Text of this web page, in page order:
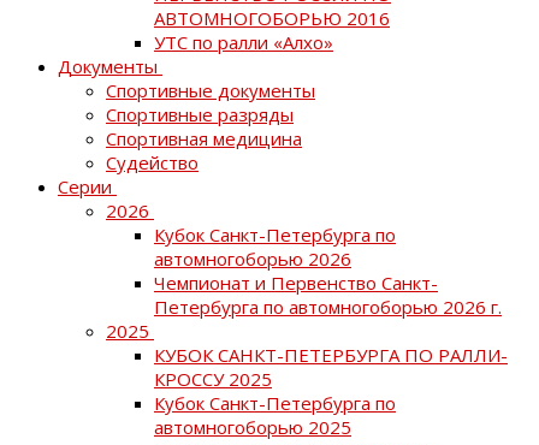
АВТОМНОГОБОРЬЮ 2016
УТС по ралли «Алхо»
Документы
Спортивные документы
Спортивные разряды
Спортивная медицина
Судейство
Серии
2026
Кубок Санкт-Петербурга по
автомногоборью 2026
Чемпионат и Первенство Санкт-
Петербурга по автомногоборью 2026 г.
2025
КУБОК САНКТ-ПЕТЕРБУРГА ПО РАЛЛИ-
КРОССУ 2025
Кубок Санкт-Петербурга по
автомногоборью 2025